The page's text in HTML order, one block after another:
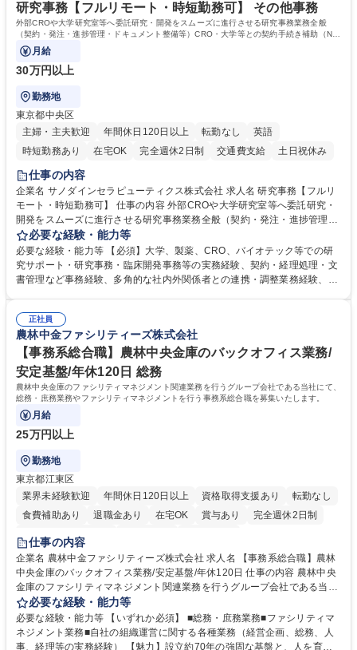
学歴・資格 学歴：大学院 大学 高専 短大 専修学校 高校 語学力： 資格：第
一種運転免許普通自動車
研究事務【フルリモート・時短勤務可】 その他事務
外部CROや大学研究室等へ委託研究・開発をスムーズに進行させる研究事務業務全般
（契約・発注・進捗管理・ドキュメント整備等）CRO・大学等との契約手続き補助（ND
A・委託・共同研究契約等の進行・記録管理）
月給
30万円以上
勤務地
東京都中央区
主婦・主夫歓迎
年間休日120日以上 転勤なし
英語
時短勤務あり
在宅OK 完全週休2日制 交通費支給 土日祝休み
仕事の内容
企業名 サノダインセラピューティクス株式会社 求人名 研究事務【フルリ
モート・時短勤務可】 仕事の内容 外部CROや大学研究室等へ委託研究・
開発をスムーズに進行させる研究事務業務全般（契約・発注・進捗管理・
ドキュメント整備等）CRO・大学等との契約手続き補助（NDA・委託・
共同研究契約等の進行・記録管理） ■見積取得、発注、検収、請求処理等
の事務手続き ■委託先との定例会議の調整・アジェンダ準備・議事録作成
■研究報告書、試験関連資料、SOP等の整備・版管理・保管 ■研究開発の
他研究開発に関わる総務・庶務 募集職種 研究事務【フルリモート・時短
勤務可】
必要な経験・能力等
必要な経験・能力等 【必須】大学、製薬、CRO、バイオテック等での研
究サポート・研究事務・臨床開発事務等の実務経験、契約・経理処理・文
書管理など事務経験、多角的な社内外関係者との連携・調整業務経験、基
ル対応力 【働き方について】フルリモートやハイブリッド勤務、時短勤務
など個々のライフスタイルに応じた柔軟な働き方が可能です。育児や介護
との両立も応援します。 学歴・資格 学歴：大学院 大学 語学力： 資格：
正社員
農林中金ファシリティーズ株式会社
【事務系総合職】農林中央金庫のバックオフィス業務/
安定基盤/年休120日 総務
農林中央金庫のファシリティマネジメント関連業務を行うグループ会社である当社にて、
総務・庶務業務やファシリティマネジメントを行う事務系総合職を募集いたします。
月給
25万円以上
勤務地
東京都江東区
業界未経験歓迎
年間休日120日以上 資格取得支援あり
転勤なし
食費補助あり
退職金あり 在宅OK 賞与あり
完全週休2日制
インセンティブあり
仕事の内容
企業名 農林中金ファシリティーズ株式会社 求人名 【事務系総合職】農林
中央金庫のバックオフィス業務/安定基盤/年休120日 仕事の内容 農林中央
金庫のファシリティマネジメント関連業務を行うグループ会社である当社
にて、総務・庶務業務やファシリティマネジメントを行う事務系総合職を
募集いたします。 ■総務・庶務業務：外部委託先（外注先）や契約書の管
理、総務部門での管理業務、会計管理や決算業務、印刷物等の制作管理等
※親会社である農林中央金庫から受託した総務庶務業務 ■ファシリティマ
必要な経験・能力等
必要な経験・能力等 【いずれか必須】 ■総務・庶務業務■ファシリティマ
ネジメント業務■自社の組織運営に関する各種業務（経営企画、総務、人
事、経理等の実務経験） 【魅力】設立約70年の強固な基盤と、人を育て